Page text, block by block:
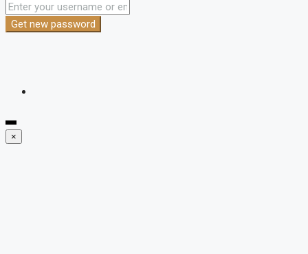
Get new password
×